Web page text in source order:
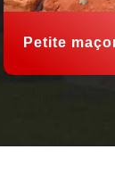
Petite